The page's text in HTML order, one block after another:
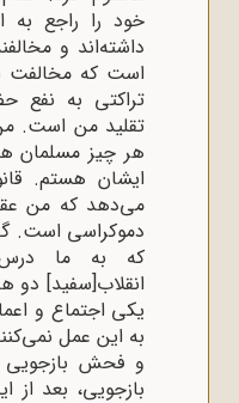
خود را راجع به
داشته‌اند و
است که مخالفت
تراکتی به نفع
تقلید من است.
هر چیز مسلمان
ایشان هستم.
می‌دهد که من
دموکراسی است.
که به ما درس
انقلاب[سفید] دو
یکی اجتماع و
به این عمل
و فحش بازجویی
بازجویی، بعد از